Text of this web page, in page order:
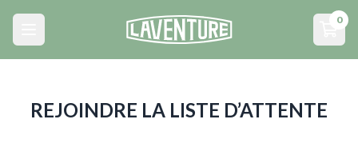
0
REJOINDRE LA LISTE D’ATTENTE